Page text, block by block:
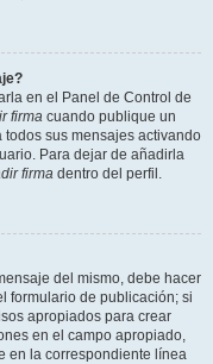
en el Panel de Control de
firma cuando publique un
sus mensajes activando
Para dejar de añadirla
firma dentro del perfil.
del mismo, debe hacer
formulario de publicación; si
apropiados para crear
en el campo apropiado,
en la correspondiente línea